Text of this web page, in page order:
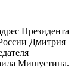
Президента
Дмитрия
Мишустина.